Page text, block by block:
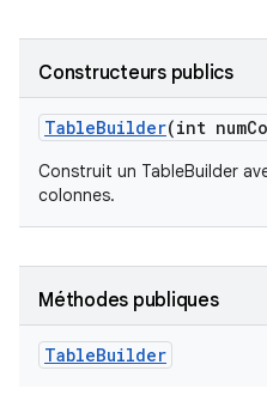
Constructeurs publics
TableBuilder(int num
Construit un TableBuilder
colonnes.
Méthodes publiques
TableBuilder